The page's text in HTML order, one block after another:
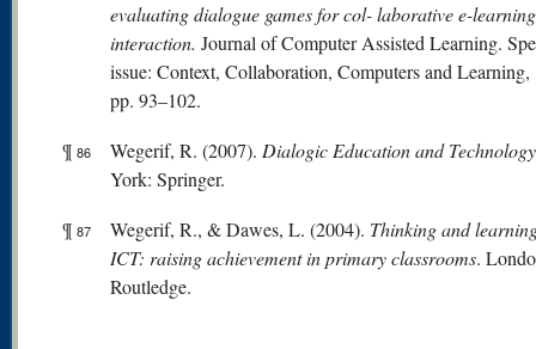
evaluating dialogue games for col- laborative e-learning
interaction. Journal of Computer Assisted Learning.
issue: Context, Collaboration, Computers and Learning,
pp. 93–102.
¶ 86 Wegerif, R. (2007). Dialogic Education and
York: Springer.
¶ 87 Wegerif, R., & Dawes, L. (2004). Thinking and
ICT: raising achievement in primary classrooms.
Routledge.